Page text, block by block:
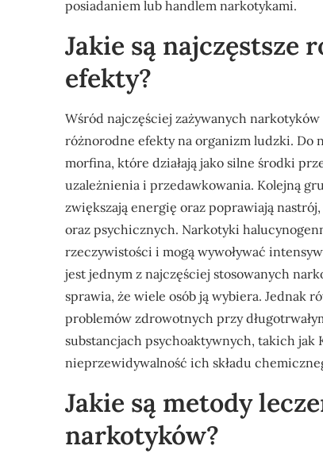
posiadaniem lub handlem narkotykami.
Jakie są najczęstsze
efekty?
Wśród najczęściej zażywanych
różnorodne efekty na organizm ludzki. Do
morfina, które działają jako silne środki
uzależnienia i przedawkowania. Kolejną
zwiększają energię oraz poprawiają
oraz psychicznych. Narkotyki
rzeczywistości i mogą wywoływać
jest jednym z najczęściej stosowanych
sprawia, że wiele osób ją wybiera. Jednak
problemów zdrowotnych przy
substancjach psychoaktywnych, takich jak
nieprzewidywalność ich składu
Jakie są metody
narkotyków?